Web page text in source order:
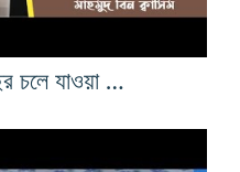
জীবন থেকে ১টি বছর চলে যাওয়া এবং আগামী বছরের কল্যাণ হাসিল হওয়ার হিসাব নিকাশ যেভাবে করবেন।